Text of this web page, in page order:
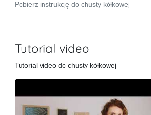
Pobierz instrukcję do chusty kółkowej
Tutorial video
Tutorial video do chusty kółkowej